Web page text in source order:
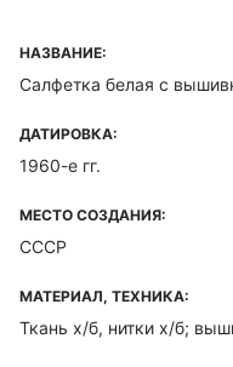
НАЗВАНИЕ:
Салфетка белая с
ДАТИРОВКА:
1960-е гг.
МЕСТО СОЗДАНИЯ:
СССР
МАТЕРИАЛ, ТЕХНИКА:
Ткань х/б, нитки х/б;